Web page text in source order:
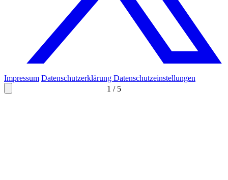
1 / 5
Impressum Datenschutzerklärung Datenschutzeinstellungen